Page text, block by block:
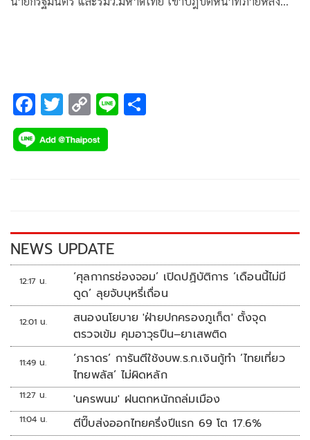
F
ac
e
k
T
wi
tt
C
o
p
k
Li
NEWS UPDATE
12:17 น.
‘ศุลกากรช่องจอม’ เปิดปฏิบัติการ ‘เดือนนี้ไม่มี
ดูด’ ลุยจับบุหรี่เถื่อน
12:01 น.
สนองนโยบาย 'ฝ่ายปกครองภูเก็ต' ตั้งจุด
ตรวจเข้ม คุมอาวุธปืน–ยาเสพติด
11:49 น.
‘ภราดร’ การันตีใช้งบพ.ร.ก.เงินกู้ทำ ‘ไทยเที่ยว
ไทยพลัส’ ไม่ผิดหลัก
11:27 น. 'นครพนม' ฝนตกหนักถล่มเมือง
11:04 น. ตีปี๊บส่งออกไทยครึ่งปีแรก 69 โต 17.6%